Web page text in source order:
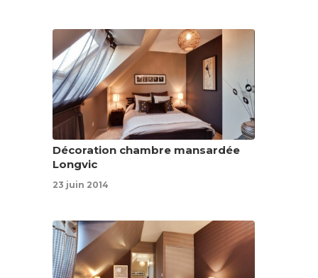
Décoration chambre mansardée
Longvic
23 juin 2014